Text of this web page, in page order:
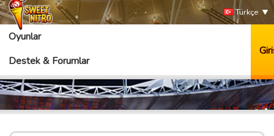
Türkçe
Oyunlar
Destek & Forumlar